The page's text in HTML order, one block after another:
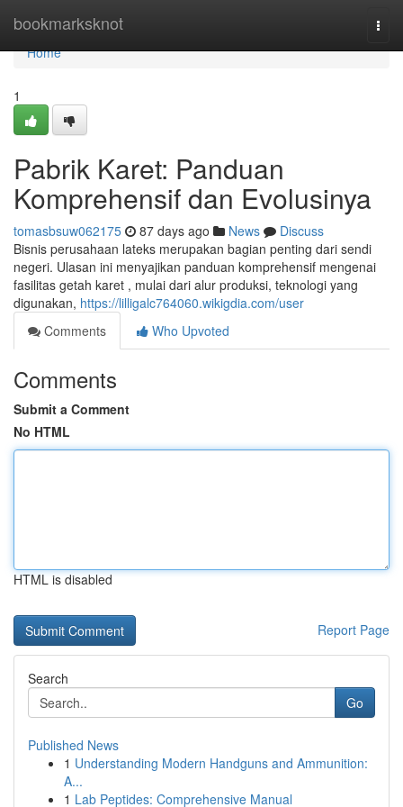
bookmarksknot
Home
Home
1
Pabrik Karet: Panduan
Komprehensif dan Evolusinya
tomasbsuw062175 87 days ago News
Discuss
Bisnis perusahaan lateks merupakan bagian penting dari sendi
negeri. Ulasan ini menyajikan panduan komprehensif mengenai
fasilitas getah karet , mulai dari alur produksi, teknologi yang
digunakan, https://lilligalc764060.wikigdia.com/user
Comments
Who Upvoted
Comments
Submit a Comment
No HTML
HTML is disabled
Report Page
Search
Go
Published News
1 Understanding Modern Handguns and Ammunition:
A...
1 Lab Peptides: Comprehensive Manual